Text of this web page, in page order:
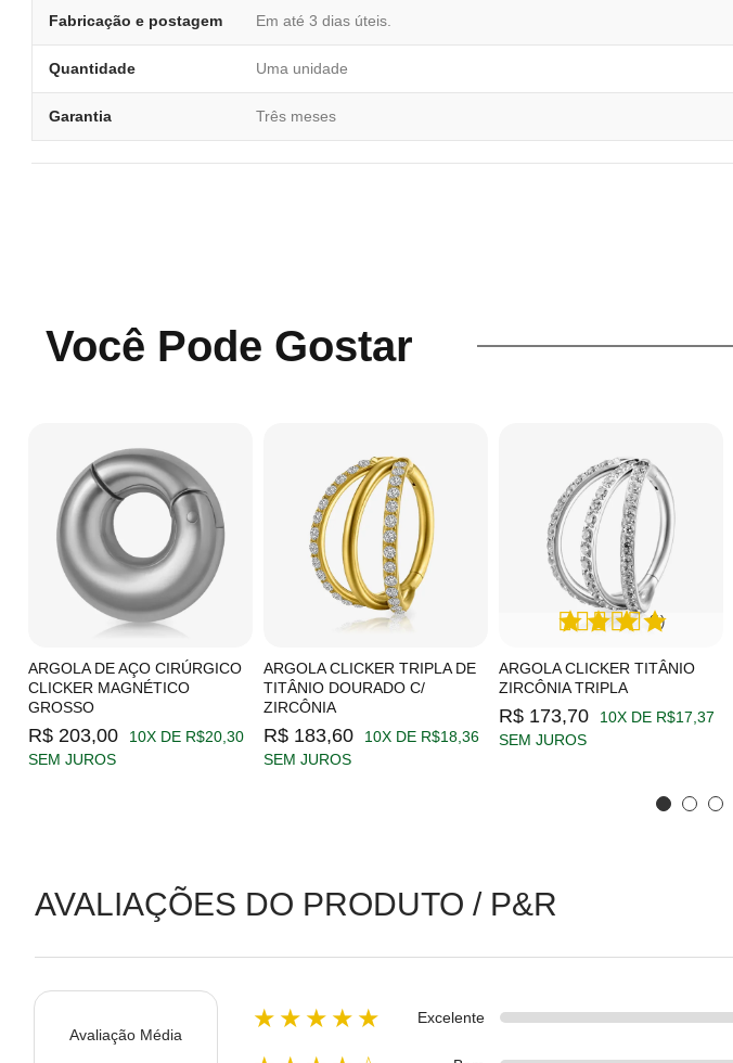
Fabricação e postagem Em até 3 dias úteis.
Quantidade Uma unidade
Garantia Três meses
Você Pode Gostar
ARGOLA DE AÇO CIRÚRGICO
CLICKER MAGNÉTICO
GROSSO
R$ 203,00
10X DE R$20,30
SEM JUROS
ARGOLA CLICKER TRIPLA DE
TITÂNIO DOURADO C/
ZIRCÔNIA
R$ 183,60
10X DE R$18,36
SEM JUROS
ARGOLA CLICKER TITÂNIO
ZIRCÔNIA TRIPLA
(1)
R$ 173,70
10X DE R$17,37
SEM JUROS
AVALIAÇÕES DO PRODUTO / P&R
Avaliação Média
★★★★★ Excelente